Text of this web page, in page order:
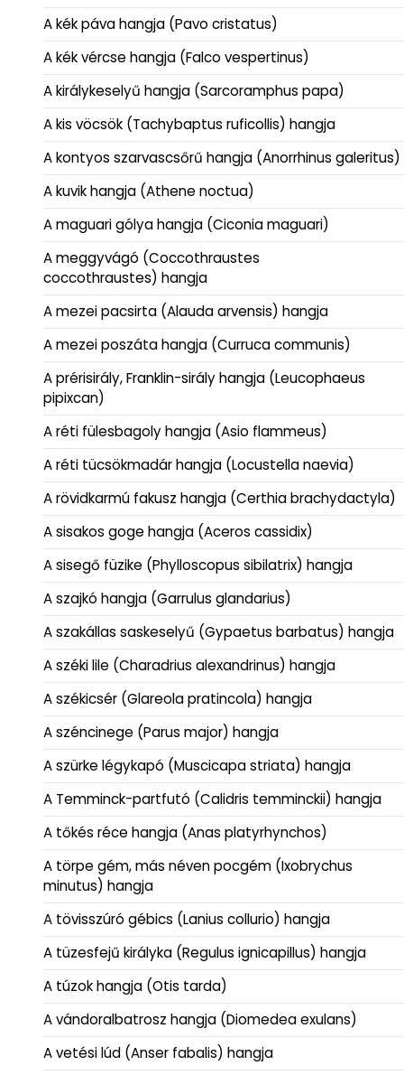
A kék páva hangja (Pavo cristatus)
A kék vércse hangja (Falco vespertinus)
A királykeselyű hangja (Sarcoramphus papa)
A kis vöcsök (Tachybaptus ruficollis) hangja
A kontyos szarvascsőrű hangja (Anorrhinus galeritus)
A kuvik hangja (Athene noctua)
A maguari gólya hangja (Ciconia maguari)
A meggyvágó (Coccothraustes
coccothraustes) hangja
A mezei pacsirta (Alauda arvensis) hangja
A mezei poszáta hangja (Curruca communis)
A prérisirály, Franklin-sirály hangja (Leucophaeus
pipixcan)
A réti fülesbagoly hangja (Asio flammeus)
A réti tücsökmadár hangja (Locustella naevia)
A rövidkarmú fakusz hangja (Certhia brachydactyla)
A sisakos goge hangja (Aceros cassidix)
A sisegő füzike (Phylloscopus sibilatrix) hangja
A szajkó hangja (Garrulus glandarius)
A szakállas saskeselyű (Gypaetus barbatus) hangja
A széki lile (Charadrius alexandrinus) hangja
A székicsér (Glareola pratincola) hangja
A széncinege (Parus major) hangja
A szürke légykapó (Muscicapa striata) hangja
A Temminck-partfutó (Calidris temminckii) hangja
A tőkés réce hangja (Anas platyrhynchos)
A törpe gém, más néven pocgém (Ixobrychus
minutus) hangja
A tövisszúró gébics (Lanius collurio) hangja
A tüzesfejű királyka (Regulus ignicapillus) hangja
A túzok hangja (Otis tarda)
A vándoralbatrosz hangja (Diomedea exulans)
A vetési lúd (Anser fabalis) hangja